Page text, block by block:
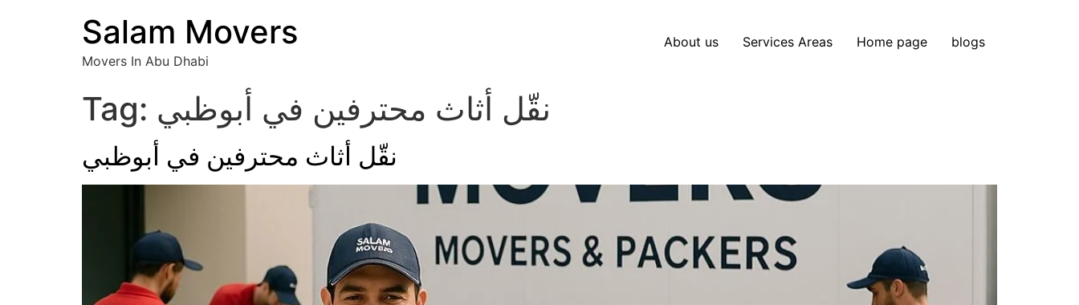
Salam Movers
Movers In Abu Dhabi
About us Services Areas Home page blogs
Tag: نقّل أثاث محترفین في أبوظبي
نقّل أثاث محترفین في أبوظبي